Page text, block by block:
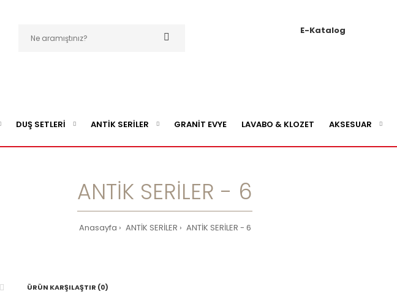
E-Katalog
DUŞ SETLERİ ANTİK SERİLER GRANİT EVYE LAVABO & KLOZET AKSESUAR
ANTİK SERİLER - 6
Anasayfa ANTİK SERİLER ANTİK SERİLER - 6
ÜRÜN KARŞILAŞTIR (0)